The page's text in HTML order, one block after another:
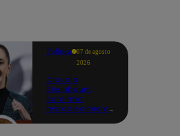
Política
07 de agosto
2026
Claudia
Sheinbaum
confirma
restablecimiento